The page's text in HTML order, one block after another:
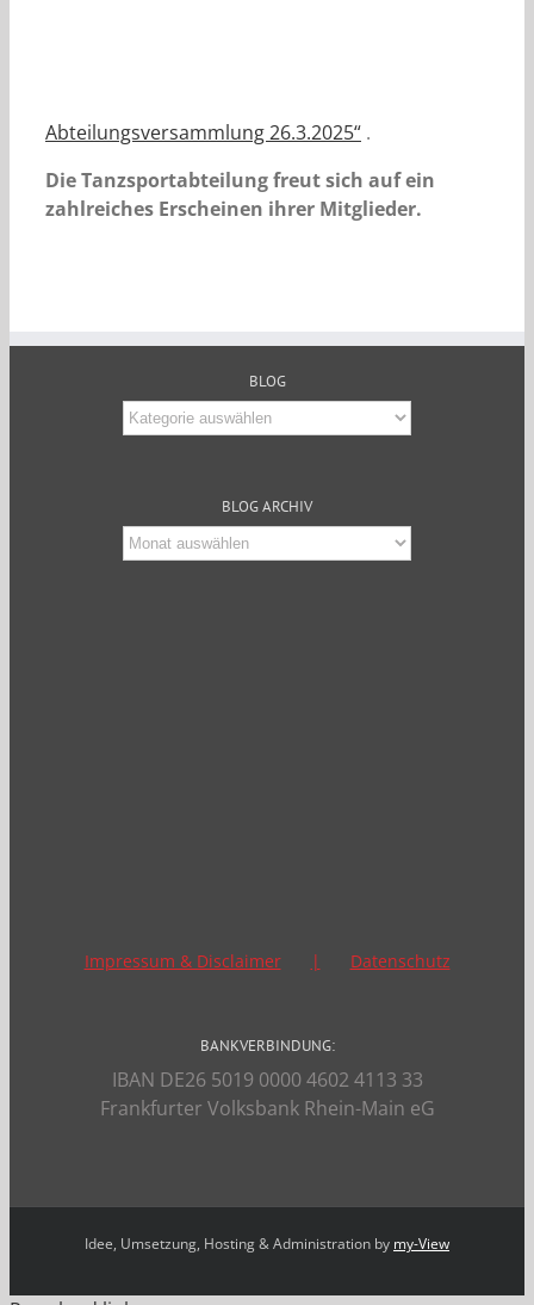
Abteilungsversammlung 26.3.2025“ .
Die Tanzsportabteilung freut sich auf ein
zahlreiches Erscheinen ihrer Mitglieder.
BLOG
Blog
BLOG ARCHIV
Blog
Archiv
Impressum & Disclaimer Datenschutz
BANKVERBINDUNG:
IBAN DE26 5019 0000 4602 4113 33
Frankfurter Volksbank Rhein-Main eG
Idee, Umsetzung, Hosting & Administration by my-View